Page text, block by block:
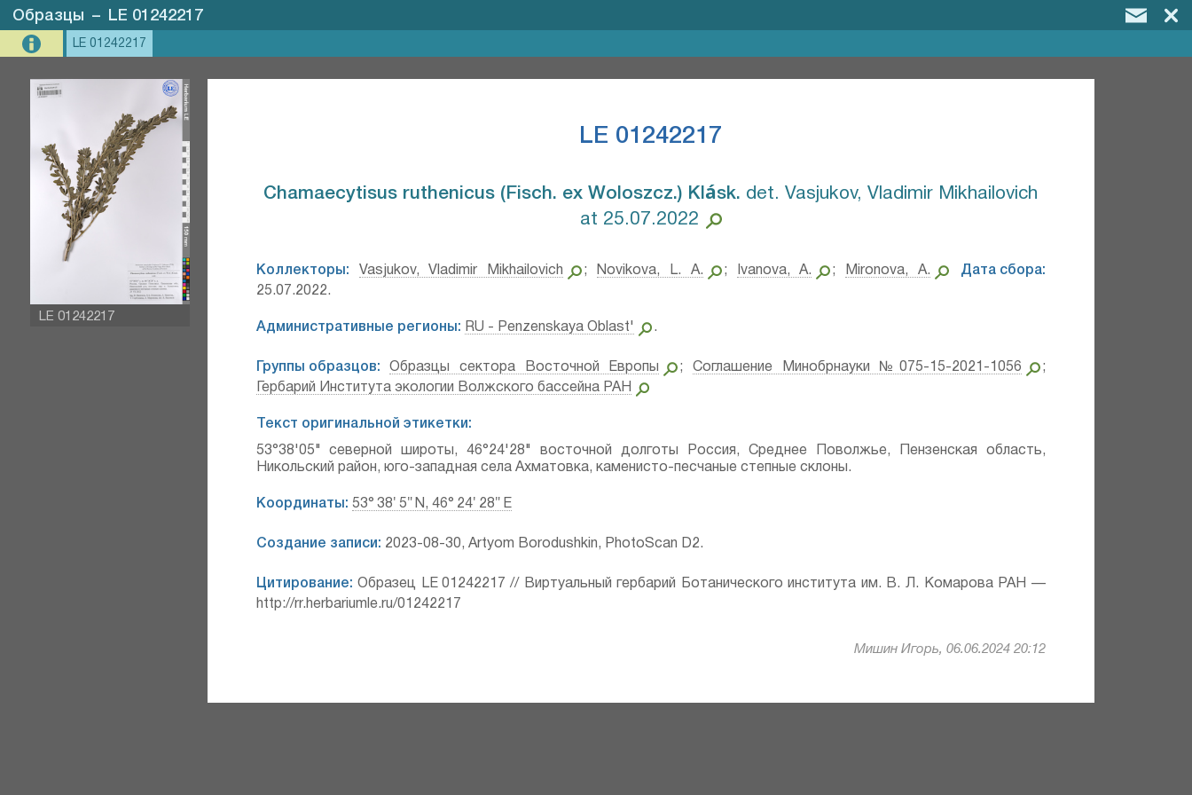
Образцы – LE 01242217
LE 01242217
LE 01242217
LE 01242217
Chamaecytisus ruthenicus (Fisch. ex Woloszcz.) Klásk.⁣ det. Vasjukov, Vladimir Mikhailovich
at 25.07.2022
Коллекторы: Vasjukov, Vladimir Mikhailovich ; Novikova, L. A. ; Ivanova, A. ; Mironova, A.
Дата сбора:
25.07.2022.
Административные регионы: RU - Penzenskaya Oblast' .
Группы образцов: Образцы сектора Восточной Европы ; Соглашение Минобрнауки №075-15-2021-1056
;
Гербарий Института экологии Волжского бассейна РАН
Текст оригинальной этикетки:
53°38'05" северной широты, 46°24'28" восточной долготы Россия, Среднее Поволжье, Пензенская область,
Никольский район, юго-западная села Ахматовка, каменисто-песчаные степные склоны.
Координаты: 53° 38′ 5″ N, 46° 24′ 28″ E
Создание записи: 2023-08-30, Artyom Borodushkin, PhotoScan D2.
Цитирование: Образец LE 01242217 // Виртуальный гербарий Ботанического института им. В. Л. Комарова РАН —
http://rr.herbariumle.ru/01242217
Мишин Игорь, 06.06.2024 20:12